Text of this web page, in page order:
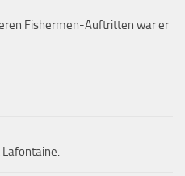
Fishermen-Auftritten war er
Lafontaine.